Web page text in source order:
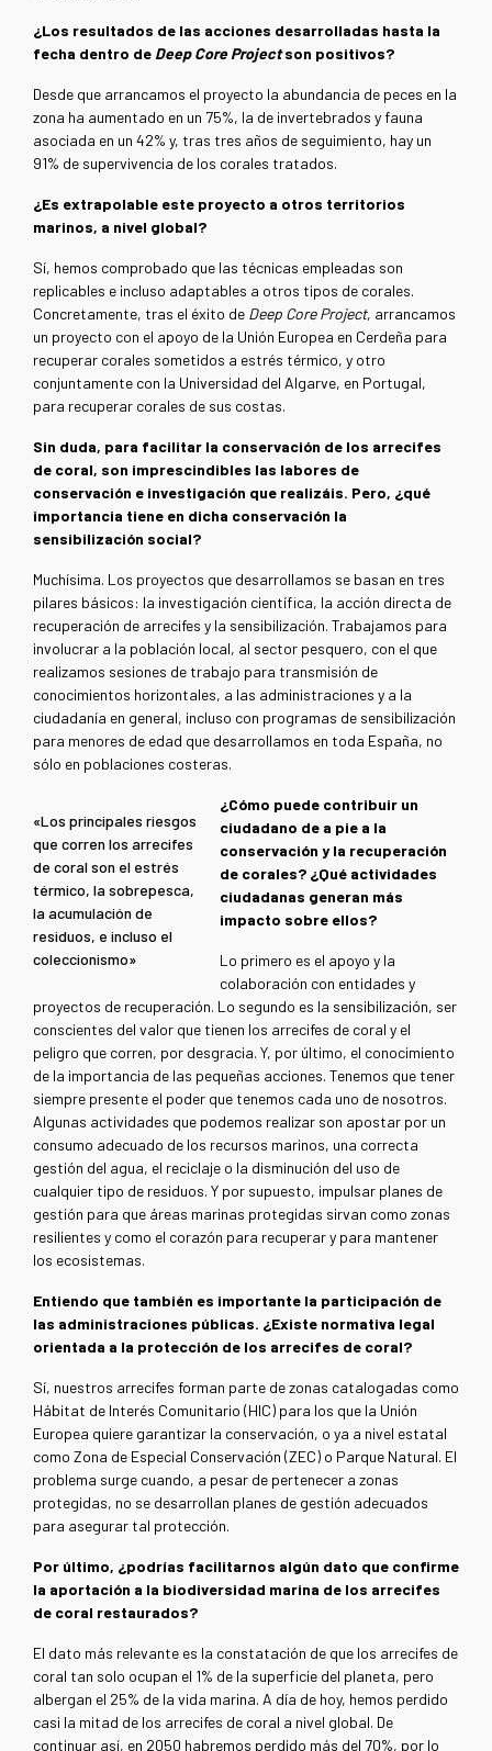
¿Los resultados de las acciones desarrolladas hasta la
fecha dentro de Deep Core Projectson positivos?
Desde que arrancamos el proyecto la abundancia de peces en la
zona ha aumentado en un 75%, la de invertebrados y fauna
asociada en un 42% y, tras tres años de seguimiento, hay un
91% de supervivencia de los corales tratados.
¿Es extrapolable este proyecto a otros territorios
marinos, a nivel global?
Sí, hemos comprobado que las técnicas empleadas son
replicables e incluso adaptables a otros tipos de corales.
Concretamente, tras el éxito de Deep Core Project, arrancamos
un proyecto con el apoyo de la Unión Europea en Cerdeña para
recuperar corales sometidos a estrés térmico, y otro
conjuntamente con la Universidad del Algarve, en Portugal,
para recuperar corales de sus costas.
Sin duda, para facilitar la conservación de los arrecifes
de coral, son imprescindibles las labores de
conservación e investigación que realizáis. Pero, ¿qué
importancia tiene en dicha conservación la
sensibilización social?
Muchísima. Los proyectos que desarrollamos se basan en tres
pilares básicos: la investigación científica, la acción directa de
recuperación de arrecifes y la sensibilización. Trabajamos para
involucrar a la población local, al sector pesquero, con el que
realizamos sesiones de trabajo para transmisión de
conocimientos horizontales, a las administraciones y a la
ciudadanía en general, incluso con programas de sensibilización
para menores de edad que desarrollamos en toda España, no
sólo en poblaciones costeras.
«Los principales riesgos
que corren los arrecifes
de coral son el estrés
térmico, la sobrepesca,
la acumulación de
residuos, e incluso el
coleccionismo»
¿Cómo puede contribuir un
ciudadano de a pie a la
conservación y la recuperación
de corales? ¿Qué actividades
ciudadanas generan más
impacto sobre ellos?
Lo primero es el apoyo y la
colaboración con entidades y
proyectos de recuperación. Lo segundo es la sensibilización, ser
conscientes del valor que tienen los arrecifes de coral y el
peligro que corren, por desgracia. Y, por último, el conocimiento
de la importancia de las pequeñas acciones. Tenemos que tener
siempre presente el poder que tenemos cada uno de nosotros.
Algunas actividades que podemos realizar son apostar por un
consumo adecuado de los recursos marinos, una correcta
gestión del agua, el reciclaje o la disminución del uso de
cualquier tipo de residuos. Y por supuesto, impulsar planes de
gestión para que áreas marinas protegidas sirvan como zonas
resilientes y como el corazón para recuperar y para mantener
los ecosistemas.
Entiendo que también es importante la participación de
las administraciones públicas. ¿Existe normativa legal
orientada a la protección de los arrecifes de coral?
Sí, nuestros arrecifes forman parte de zonas catalogadas como
Hábitat de Interés Comunitario (HIC) para los que la Unión
Europea quiere garantizar la conservación, o ya a nivel estatal
como Zona de Especial Conservación (ZEC) o Parque Natural. El
problema surge cuando, a pesar de pertenecer a zonas
protegidas, no se desarrollan planes de gestión adecuados
para asegurar tal protección.
Por último, ¿podrías facilitarnos algún dato que confirme
la aportación a la biodiversidad marina de los arrecifes
de coral restaurados?
El dato más relevante es la constatación de que los arrecifes de
coral tan solo ocupan el 1% de la superficie del planeta, pero
albergan el 25% de la vida marina. A día de hoy, hemos perdido
casi la mitad de los arrecifes de coral a nivel global. De
continuar así, en 2050 habremos perdido más del 70%, por lo